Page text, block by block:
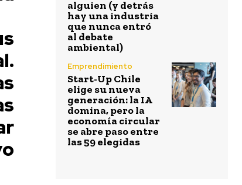
alguien (y detrás
hay una industria
que nunca entró
al debate
ambiental)
Emprendimiento
Start-Up Chile
elige su nueva
generación: la IA
domina, pero la
economía circular
se abre paso entre
las 59 elegidas